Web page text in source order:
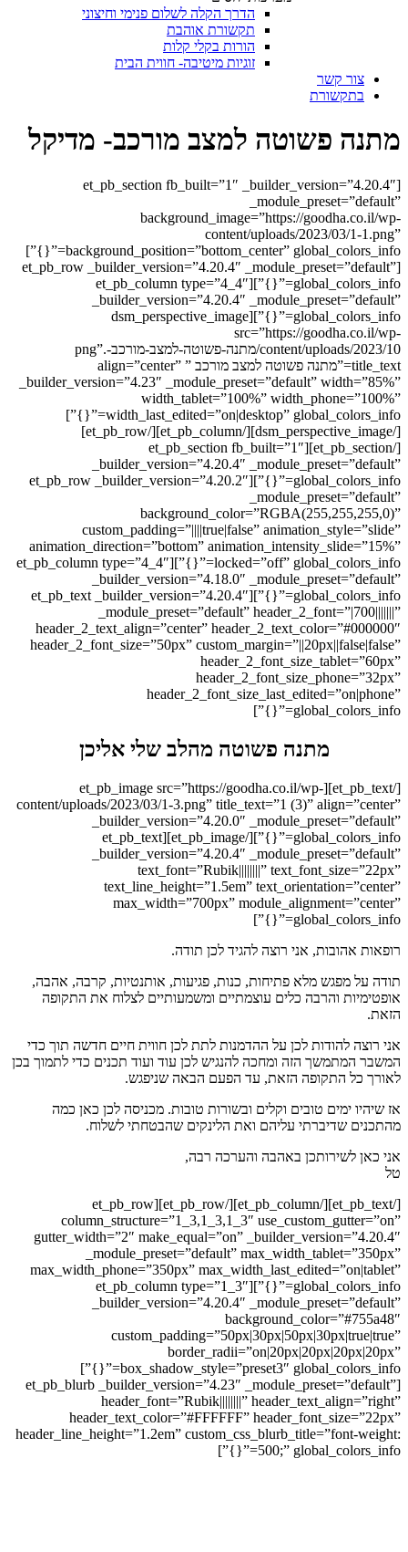
הדרך הקלה לשלום פנימי וחיצוני
תקשורת אוהבת
הורות בקלי קלות
זוגיות מיטיבה- חווית הבית
צור קשר
בתקשורת
מתנה פשוטה למצב מורכב- מדיקל
[et_pb_section fb_built=”1″ _builder_version=”4.20.4″
_module_preset=”default”
background_image=”https://goodha.co.il/wp-
content/uploads/2023/03/1-1.png”
background_position=”bottom_center” global_colors_info=”{}”]
[et_pb_row _builder_version=”4.20.4″ _module_preset=”default”
global_colors_info=”{}”][et_pb_column type=”4_4″
_builder_version=”4.20.4″ _module_preset=”default”
global_colors_info=”{}”][dsm_perspective_image
src=”https://goodha.co.il/wp-
content/uploads/2023/10/מתנה-פשוטה-למצב-מורכב-.png”
title_text=”מתנה פשוטה למצב מורכב ” align=”center”
_builder_version=”4.23″ _module_preset=”default” width=”85%”
width_tablet=”100%” width_phone=”100%”
width_last_edited=”on|desktop” global_colors_info=”{}”]
[/dsm_perspective_image][/et_pb_column][/et_pb_row]
[/et_pb_section][et_pb_section fb_built=”1″
_builder_version=”4.20.4″ _module_preset=”default”
global_colors_info=”{}”][et_pb_row _builder_version=”4.20.2″
_module_preset=”default”
background_color=”RGBA(255,255,255,0)”
custom_padding=”||||true|false” animation_style=”slide”
animation_direction=”bottom” animation_intensity_slide=”15%”
locked=”off” global_colors_info=”{}”][et_pb_column type=”4_4″
_builder_version=”4.18.0″ _module_preset=”default”
global_colors_info=”{}”][et_pb_text _builder_version=”4.20.4″
_module_preset=”default” header_2_font=”|700|||||||”
header_2_text_align=”center” header_2_text_color=”#000000″
header_2_font_size=”50px” custom_margin=”||20px||false|false”
header_2_font_size_tablet=”60px”
header_2_font_size_phone=”32px”
header_2_font_size_last_edited=”on|phone”
global_colors_info=”{}”]
מתנה פשוטה מהלב שלי אליכן
[/et_pb_text][et_pb_image src=”https://goodha.co.il/wp-
content/uploads/2023/03/1-3.png” title_text=”1 (3)” align=”center”
_builder_version=”4.20.0″ _module_preset=”default”
global_colors_info=”{}”][/et_pb_image][et_pb_text
_builder_version=”4.20.4″ _module_preset=”default”
text_font=”Rubik||||||||” text_font_size=”22px”
text_line_height=”1.5em” text_orientation=”center”
max_width=”700px” module_alignment=”center”
global_colors_info=”{}”]
רופאות אהובות, אני רוצה להגיד לכן תודה.
תודה על מפגש מלא פתיחות, כנות, פגיעות, אותנטיות, קרבה, אהבה,
אופטימיות והרבה כלים עוצמתיים ומשמעותיים לצלוח את התקופה
הזאת.
אני רוצה להודות לכן על ההדמנות לתת לכן חווית חיים חדשה תוך כדי
המשבר המתמשך הזה ומחכה להנגיש לכן עוד ועוד תכנים כדי לתמוך בכן
לאורך כל התקופה הזאת, עד הפעם הבאה שניפגש.
אז שיהיו ימים טובים וקלים ובשורות טובות. מכניסה לכן כאן כמה
מהתכנים שדיברתי עליהם ואת הלינקים שהבטחתי לשלוח.
אני כאן לשירותכן באהבה והערכה רבה,
טל
[/et_pb_text][/et_pb_column][/et_pb_row][et_pb_row
column_structure=”1_3,1_3,1_3″ use_custom_gutter=”on”
gutter_width=”2″ make_equal=”on” _builder_version=”4.20.4″
_module_preset=”default” max_width_tablet=”350px”
max_width_phone=”350px” max_width_last_edited=”on|tablet”
global_colors_info=”{}”][et_pb_column type=”1_3″
_builder_version=”4.20.4″ _module_preset=”default”
background_color=”#755a48″
custom_padding=”50px|30px|50px|30px|true|true”
border_radii=”on|20px|20px|20px|20px”
box_shadow_style=”preset3″ global_colors_info=”{}”]
[et_pb_blurb _builder_version=”4.23″ _module_preset=”default”
header_font=”Rubik||||||||” header_text_align=”right”
header_text_color=”#FFFFFF” header_font_size=”22px”
header_line_height=”1.2em” custom_css_blurb_title=”font-weight:
500;” global_colors_info=”{}”]